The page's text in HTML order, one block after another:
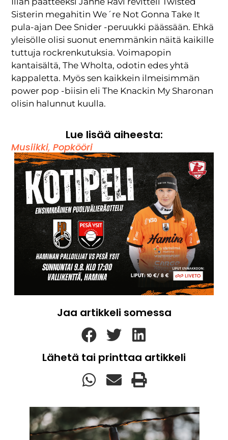
Sisterin megahitin We´re Not Gonna Take It
pula-ajan Dee Snider -peruukki päässään. Ehkä
yleisölle olisi suonut enemmänkin näitä kaikille
tuttuja rockrenkutuksia. Voimapopin
kantaisältä, The Wholta, odotin edes yhtä
kappaletta. Myös sen kaikkein ilmeisimmän
power pop -biisin eli The Knackin My Sharonan
olisin halunnut kuulla.
Lue lisää aiheesta:
Musiikki,Popkööri
Jaa artikkeli somessa
Lähetä tai printtaa artikkeli